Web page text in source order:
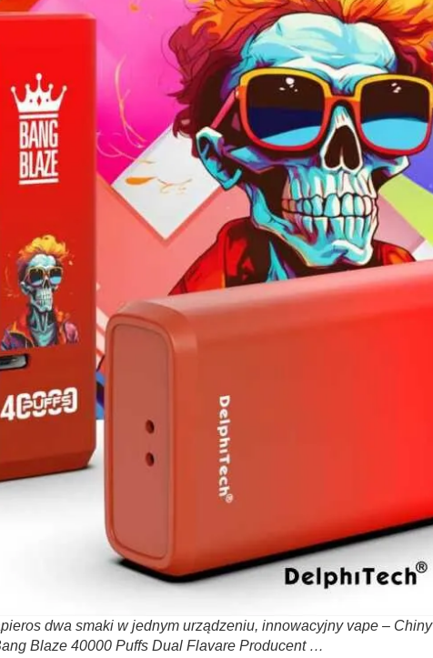
dwa smaki w jednym urządzeniu, innowacyjny vape – Chiny
Blaze 40000 Puffs Dual Flavare Producent …